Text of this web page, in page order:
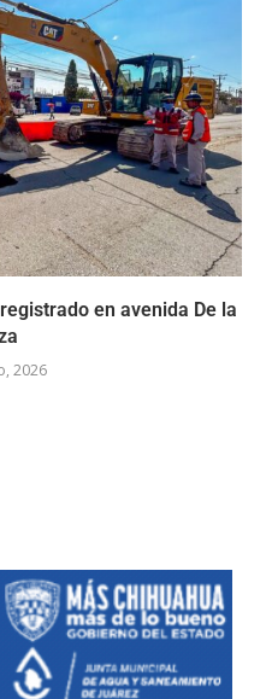
en avenida De la
2026